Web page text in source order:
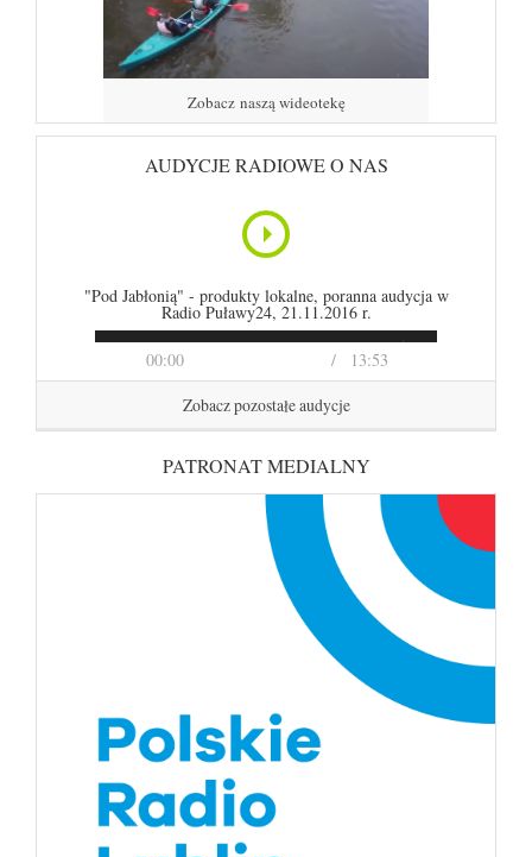
Zobacz naszą wideotekę
AUDYCJE RADIOWE O NAS
00:00 13:53
"Pod Jabłonią" - produkty lokalne, poranna audycja w
Radio Puławy24, 21.11.2016 r.
Zobacz pozostałe audycje
PATRONAT MEDIALNY